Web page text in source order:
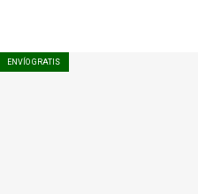
ENVÍO GRATIS